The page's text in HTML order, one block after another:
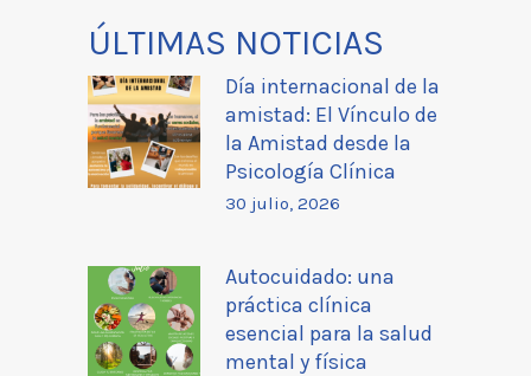
ÚLTIMAS NOTICIAS
Día internacional de la
amistad: El Vínculo de
la Amistad desde la
Psicología Clínica
30 julio, 2026
Autocuidado: una
práctica clínica
esencial para la salud
mental y física